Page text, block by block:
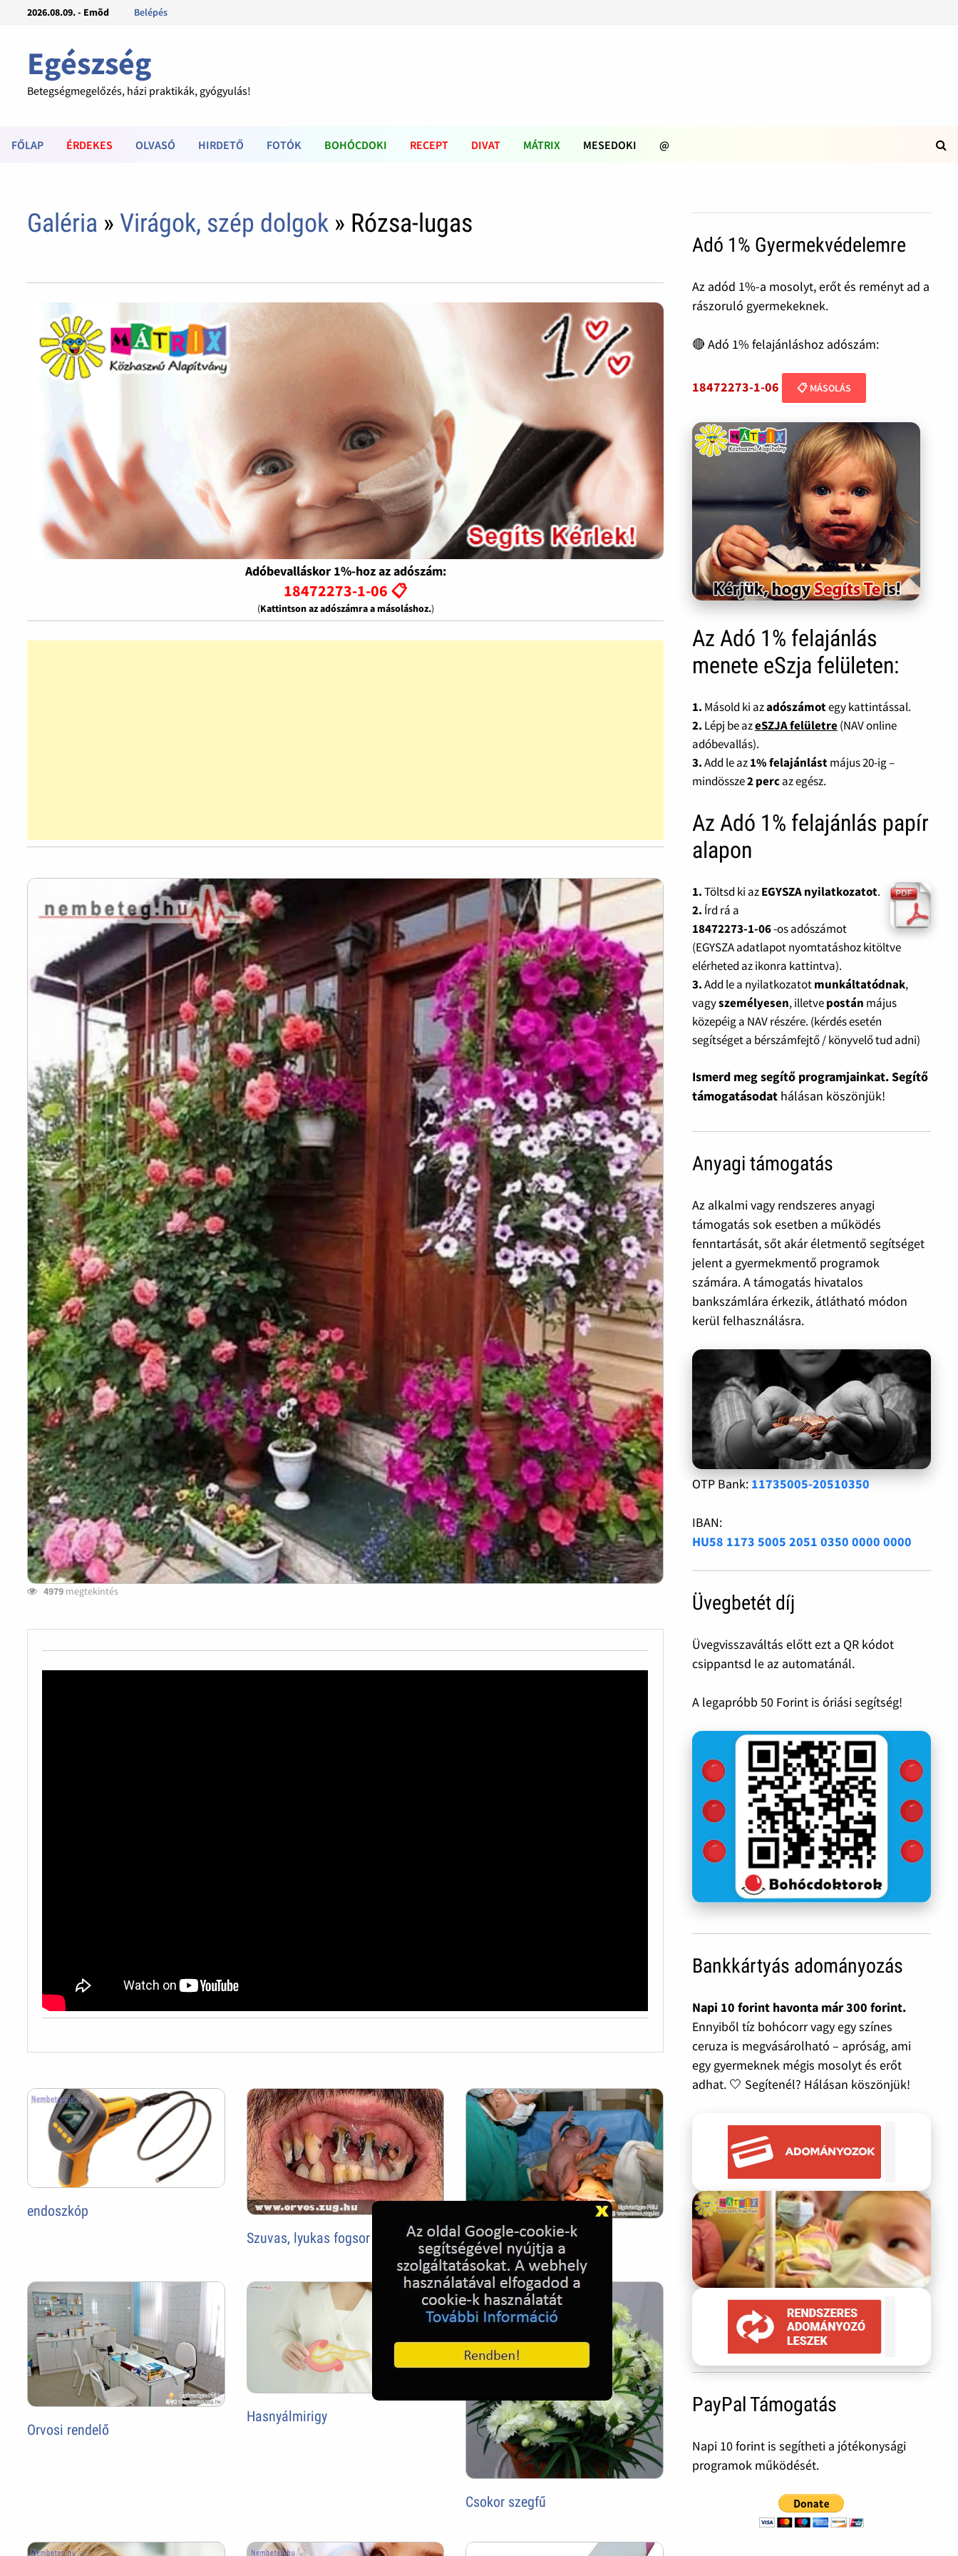
2026.08.09. - Emõd Belépés
Egészség
Betegségmegelőzés, házi praktikák, gyógyulás!
FŐLAP ÉRDEKES OLVASÓ HIRDETŐ FOTÓK BOHÓCDOKI RECEPT DIVAT MÁTRIX MESEDOKI @
Galéria » Virágok, szép dolgok » Rózsa-lugas
Adóbevalláskor 1%-hoz az adószám:
18472273-1-06 📋
(Kattintson az adószámra a másoláshoz.)
4979 megtekintés
endoszkóp
Szuvas, lyukas fogsor
Császármetszés
Orvosi rendelő
Hasnyálmirigy
Csokor szegfű
Adó 1% Gyermekvédelemre
Az adód 1%-a mosolyt, erőt és reményt ad a
rászoruló gyermekeknek.
🔴 Adó 1% felajánláshoz adószám:
18472273-1-06 📋 MÁSOLÁS
Az Adó 1% felajánlás
menete eSzja felületen:
1. Másold ki azadószámotegy kattintással.
2. Lépj be azeSZJA felületre(NAV online
adóbevallás).
3.Add le az1% felajánlástmájus 20-ig –
mindössze2 percaz egész.
Az Adó 1% felajánlás papír
alapon
1.Töltsd ki azEGYSZA nyilatkozatot.
2. Írd rá a
18472273-1-06-os adószámot
(EGYSZA adatlapot nyomtatáshoz kitöltve
elérheted az ikonra kattintva).
3.Add le a nyilatkozatotmunkáltatódnak,
vagyszemélyesen, illetvepostán május
közepéig a NAV részére. (kérdés esetén
segítséget a bérszámfejtő / könyvelő tud adni)
Ismerd meg segítő programjainkat. Segítő
támogatásodat hálásan köszönjük!
Anyagi támogatás
Az alkalmi vagy rendszeres anyagi
támogatás sok esetben a működés
fenntartását, sőt akár életmentő segítséget
jelent a gyermekmentő programok
számára. A támogatás hivatalos
bankszámlára érkezik, átlátható módon
kerül felhasználásra.
OTP Bank: 11735005-20510350
IBAN:
HU58 1173 5005 2051 0350 0000 0000
Üvegbetét díj
Üvegvisszaváltás előtt ezt a QR kódot
csippantsd le az automatánál.
A legapróbb 50 Forint is óriási segítség!
Bankkártyás adományozás
Napi 10 forint havonta már 300 forint.
Ennyiből tíz bohócorr vagy egy színes
ceruza is megvásárolható – apróság, ami
egy gyermeknek mégis mosolyt és erőt
adhat. 🤍 Segítenél? Hálásan köszönjük!
PayPal Támogatás
Napi 10 forint is segítheti a jótékonysági
programok működését.